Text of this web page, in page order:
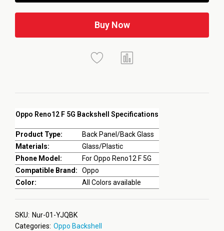
Oppo Reno12 F 5G Backshell Specifications
Product Type:
Back Panel/Back Glass
Materials:
Glass/Plastic
Phone Model:
For Oppo Reno12 F 5G
Compatible Brand:
Oppo
Color:
All Colors available
Buy Now
SKU: Nur-01-YJQBK
Categories: Oppo Backshell